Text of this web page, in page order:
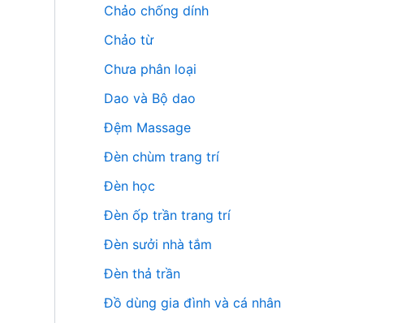
Chảo chống dính
Chảo từ
Chưa phân loại
Dao và Bộ dao
Đệm Massage
Đèn chùm trang trí
Đèn học
Đèn ốp trần trang trí
Đèn sưởi nhà tắm
Đèn thả trần
Đồ dùng gia đình và cá nhân